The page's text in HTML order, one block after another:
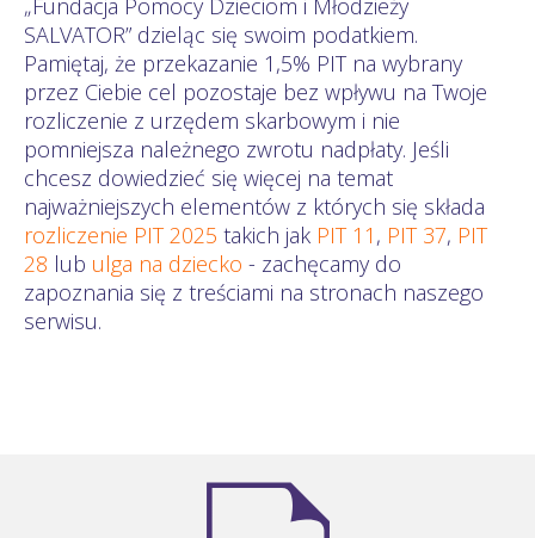
„Fundacja Pomocy Dzieciom i Młodzieży
SALVATOR” dzieląc się swoim podatkiem.
Pamiętaj, że przekazanie 1,5% PIT na wybrany
przez Ciebie cel pozostaje bez wpływu na Twoje
rozliczenie z urzędem skarbowym i nie
pomniejsza należnego zwrotu nadpłaty. Jeśli
chcesz dowiedzieć się więcej na temat
najważniejszych elementów z których się składa
rozliczenie PIT 2025 takich jak PIT 11 , PIT 37, PIT
28 lub ulga na dziecko - zachęcamy do
zapoznania się z treściami na stronach naszego
serwisu.